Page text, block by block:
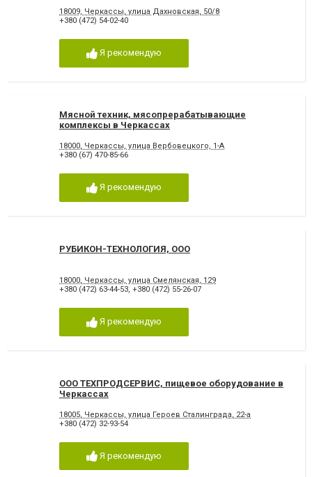
18009, Черкассы, улица Дахновская, 50/8
+380 (472) 54-02-40
Я рекомендую
Мясной техник, мясопрерабатывающие
комплексы в Черкассах
18000, Черкассы, улица Вербовецкого, 1-А
+380 (67) 470-85-66
Я рекомендую
РУБИКОН-ТЕХНОЛОГИЯ, ООО
18000, Черкассы, улица Смелянская, 129
+380 (472) 63-44-53, +380 (472) 55-26-07
Я рекомендую
ООО ТЕХПРОДСЕРВИС, пищевое оборудование в
Черкассах
18005, Черкассы, улица Героев Сталинграда, 22-а
+380 (472) 32-93-54
Я рекомендую